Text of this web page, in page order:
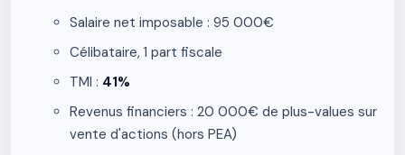
Salaire net imposable : 95 000€
Célibataire, 1 part fiscale
TMI : 41%
Revenus financiers : 20 000€ de plus-values sur
vente d'actions (hors PEA)